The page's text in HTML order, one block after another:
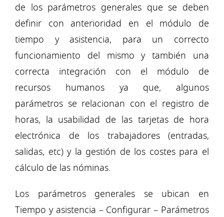
de los parámetros generales que se deben
definir con anterioridad en el módulo de
tiempo y asistencia, para un correcto
funcionamiento del mismo y también una
correcta integración con el módulo de
recursos humanos ya que, algunos
parámetros se relacionan con el registro de
horas, la usabilidad de las tarjetas de hora
electrónica de los trabajadores (entradas,
salidas, etc) y la gestión de los costes para el
cálculo de las nóminas.
Los parámetros generales se ubican en
Tiempo y asistencia – Configurar – Parámetros